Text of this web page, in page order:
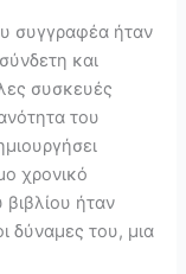
συγγραφέα ήταν
και
συσκευές
του
χρονικό
ήταν
δύναμες του, μια